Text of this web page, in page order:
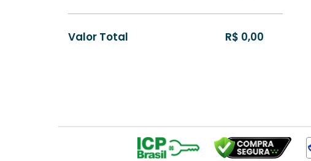
Valor Total R$ 0,00